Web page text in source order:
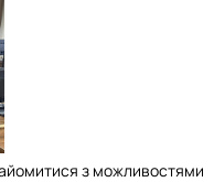
з можливостями